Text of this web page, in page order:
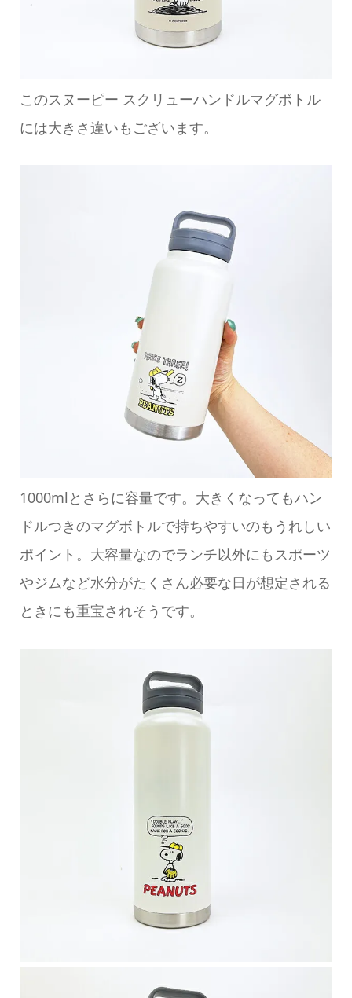
このスヌーピー スクリューハンドルマグボトル
には大きさ違いもございます。
1000mlとさらに容量です。大きくなってもハン
ドルつきのマグボトルで持ちやすいのもうれしい
ポイント。大容量なのでランチ以外にもスポーツ
やジムなど水分がたくさん必要な日が想定される
ときにも重宝されそうです。